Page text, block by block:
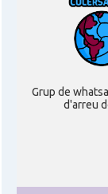
Grup de
d'arreu